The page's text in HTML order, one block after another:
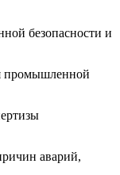
безопасности и
промышленной
аварий,